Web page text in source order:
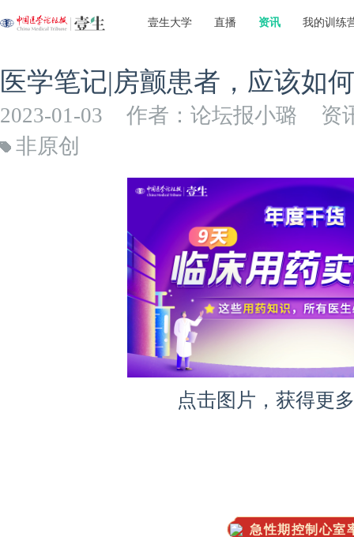
壹生大学 直播 资讯 我的训练
医学笔记|房颤患者，应该如
2023-01-03 作者：论坛报小璐
资
非原创
点击图片，获得更
急性期控制心室